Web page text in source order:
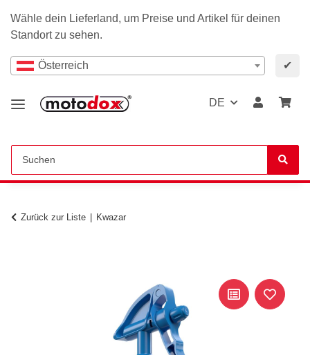
Wähle dein Lieferland, um Preise und Artikel für deinen
Standort zu sehen.
Österreich ✔
DE
Zurück zur Liste Kwazar